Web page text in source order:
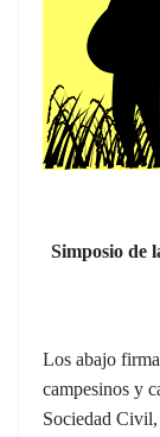
Simposio de
Los abajo
campesinos y
Sociedad Civil,